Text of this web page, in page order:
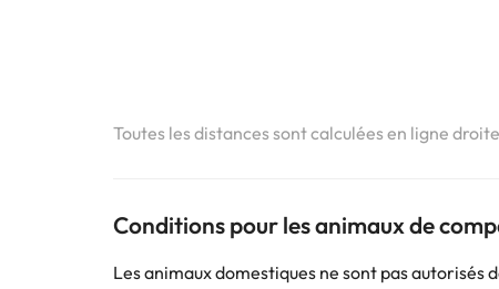
Toutes les distances sont calculées en ligne
Conditions pour les animaux de
Les animaux domestiques ne sont pas autorisés